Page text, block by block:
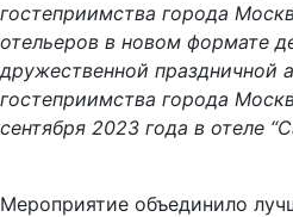
гостеприимства города
отельеров в новом формате
дружественной праздничной
гостеприимства города
сентября 2023 года в отеле
Мероприятие объединило